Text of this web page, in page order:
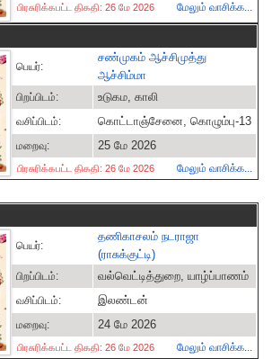
பிரசுரிக்கபட்ட திகதி: 26 மே 2026 மேலும் வாசிக்க...
பெயர்:
சண்முகம் ஆச்சிமுத்து
ஆச்சிம்மா
பிறப்பிடம்: உடுகம, காலி
வசிப்பிடம்: கொட்டாஞ்சேனை, கொழும்பு-13
மறைவு: 25 மே 2026
பிரசுரிக்கபட்ட திகதி: 26 மே 2026 மேலும் வாசிக்க...
பெயர்:
தணிகாசலம் நடராஜா
(ராசுக்குட்டி)
பிறப்பிடம்: வல்வெட்டித்துறை, யாழ்ப்பாணம்
வசிப்பிடம்: இலண்டன்
மறைவு: 24 மே 2026
பிரசுரிக்கபட்ட திகதி: 26 மே 2026
மேலும் வாசிக்க...